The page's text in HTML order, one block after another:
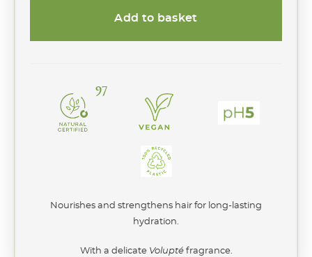
Nourishes and strengthens hair for long-lasting
hydration.
With a delicate Voluptéfragrance.
97
Add to basket